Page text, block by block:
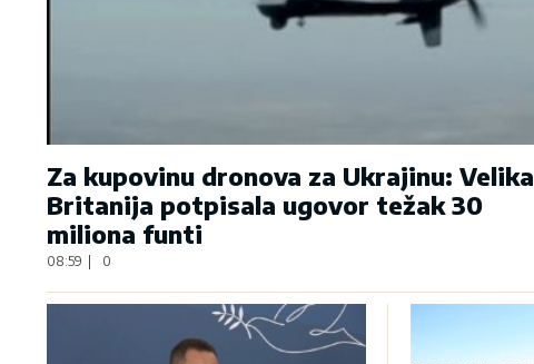
Za kupovinu dronova za Ukrajinu: Velika
Britanija potpisala ugovor težak 30
miliona funti
08:59 | 0